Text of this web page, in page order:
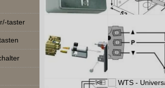
taster